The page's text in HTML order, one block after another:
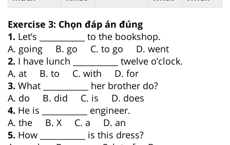
Exercise 3: Chọn đáp án đúng
1. Let’s ___________ to the bookshop.
A. going B. go C. to go D. went
2. I have lunch ___________ twelve o’clock.
A. at B. to C. with D. for
3. What ___________ her brother do?
A. do B. did C. is D. does
4. He is ___________ engineer.
A. the B. X C. a D. an
5. How ___________ is this dress?